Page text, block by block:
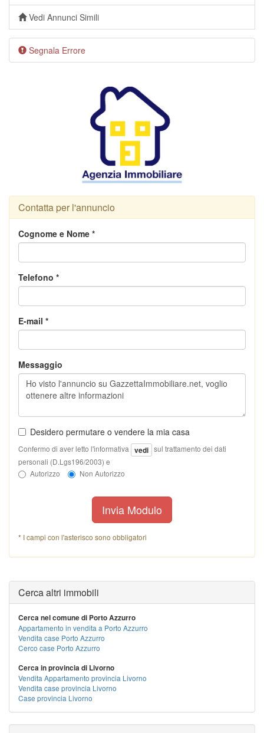
Vedi Annunci Simili
Segnala Errore
Contatta per l'annuncio
Cognome e Nome *
Telefono *
E-mail *
Messaggio
Desidero permutare o vendere la mia casa
Confermo di aver letto l'informativa vedi sul trattamento dei dati
personali (D.Lgs196/2003) e
Autorizzo
Non Autorizzo
Invia Modulo
* I campi con l'asterisco sono obbligatori
Cerca altri immobili
Cerca nel comune di Porto Azzurro
Appartamento in vendita a Porto Azzurro
Vendita case Porto Azzurro
Cerco case Porto Azzurro
Cerca in provincia di Livorno
Vendita Appartamento provincia Livorno
Vendita case provincia Livorno
Case provincia Livorno